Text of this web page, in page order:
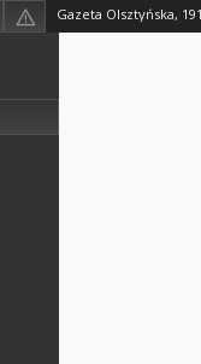
Gazeta Olsztyńska,